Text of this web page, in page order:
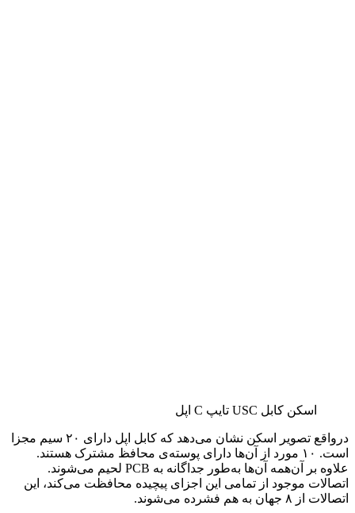
اسکن کابل USC تایپ C اپل
درواقع تصویر اسکن نشان می‌دهد که کابل اپل دارای ۲۰ سیم مجزا
است. ۱۰ مورد از آن‌ها دارای پوسته‌ی محافظ مشترک هستند.
علاوه بر آن‌همه آن‌ها به‌طور جداگانه به PCB لحیم می‌شوند.
اتصالات موجود از تمامی این اجزای پیچیده محافظت می‌کند، این
اتصالات از ۸ جهان به هم فشرده می‌شوند.